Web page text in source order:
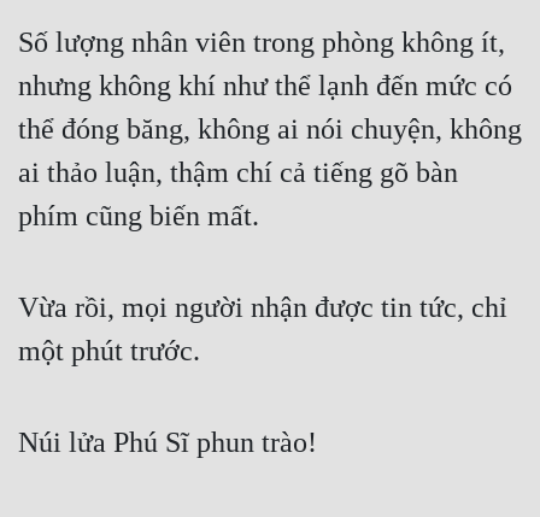
Số lượng nhân viên trong phòng không ít,
nhưng không khí như thể lạnh đến mức có
thể đóng băng, không ai nói chuyện, không
ai thảo luận, thậm chí cả tiếng gõ bàn
phím cũng biến mất.
Vừa rồi, mọi người nhận được tin tức, chỉ
một phút trước.
Núi lửa Phú Sĩ phun trào!